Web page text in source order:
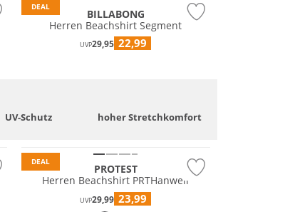
DEAL
BILLABONG
Herren Beachshirt Segment
UVP29,95 22,99
UV-Schutz hoher Stretchkomfort
DEAL
PROTEST
Herren Beachshirt PRTHanwell
UVP29,99 23,99